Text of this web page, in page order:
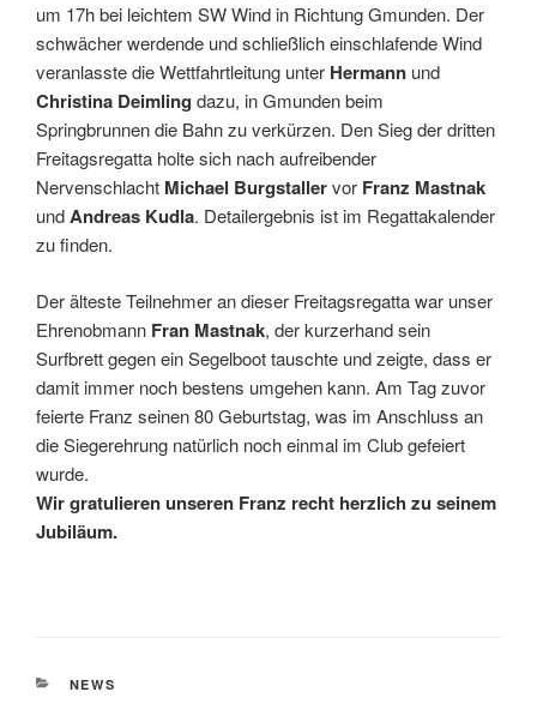
um 17h bei leichtem SW Wind in Richtung Gmunden. Der
schwächer werdende und schließlich einschlafende Wind
veranlasste die Wettfahrtleitung unter Hermann und
Christina Deimling dazu, in Gmunden beim
Springbrunnen die Bahn zu verkürzen. Den Sieg der dritten
Freitagsregatta holte sich nach aufreibender
Nervenschlacht Michael Burgstallervor Franz Mastnak
undAndreas Kudla. Detailergebnis ist im Regattakalender
zu finden.
Der älteste Teilnehmer an dieser Freitagsregatta war unser
Ehrenobmann Fran Mastnak, der kurzerhand sein
Surfbrett gegen ein Segelboot tauschte und zeigte, dass er
damit immer noch bestens umgehen kann. Am Tag zuvor
feierte Franz seinen 80 Geburtstag, was im Anschluss an
die Siegerehrung natürlich noch einmal im Club gefeiert
wurde.
Wir gratulieren unseren Franz recht herzlich zu seinem
Jubiläum.
KATEGORIEN
NEWS